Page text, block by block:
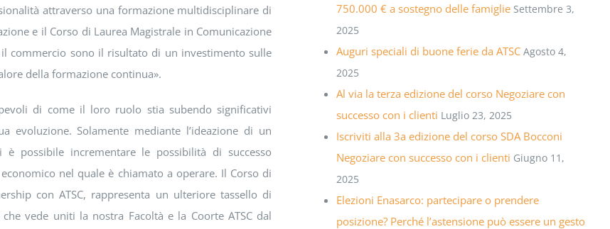
attraverso una formazione multidisciplinare di
e il Corso di Laurea Magistrale in Comunicazione
il commercio sono il risultato di un investimento sulle
della formazione continua».
di come il loro ruolo stia subendo significativi
Solamente mediante l’ideazione di un
possibile incrementare le possibilità di successo
nel quale è chiamato a operare. Il Corso di
con ATSC, rappresenta un ulteriore tassello di
vede uniti la nostra Facoltà e la Coorte ATSC dal
750.000 € a sostegno delle famiglie Settembre 3,
2025
Auguri speciali di buone ferie da ATSC Agosto 4,
2025
Al via la terza edizione del corso Negoziare con
successo con i clienti Luglio 23, 2025
Iscriviti alla 3a edizione del corso SDA Bocconi
Negoziare con successo con i clienti Giugno 11,
2025
Elezioni Enasarco: partecipare o prendere
posizione? Perché l’astensione può essere un gesto